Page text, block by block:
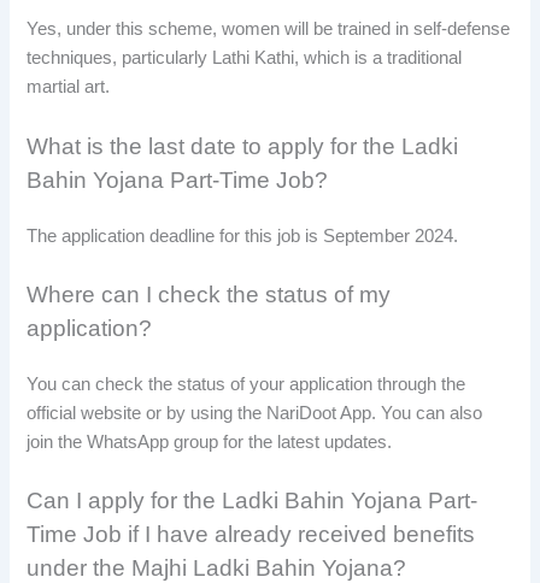
Yes, under this scheme, women will be trained in self-defense
techniques, particularly Lathi Kathi, which is a traditional
martial art.
What is the last date to apply for the Ladki
Bahin Yojana Part-Time Job?
The application deadline for this job is September 2024.
Where can I check the status of my
application?
You can check the status of your application through the
official website or by using the NariDoot App. You can also
join the WhatsApp group for the latest updates.
Can I apply for the Ladki Bahin Yojana Part-
Time Job if I have already received benefits
under the Majhi Ladki Bahin Yojana?